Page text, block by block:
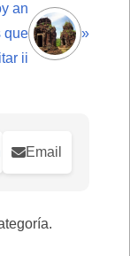
an
que
ii
»
Email